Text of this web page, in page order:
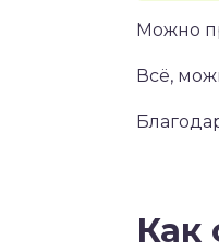
Можно
Всё,
Как